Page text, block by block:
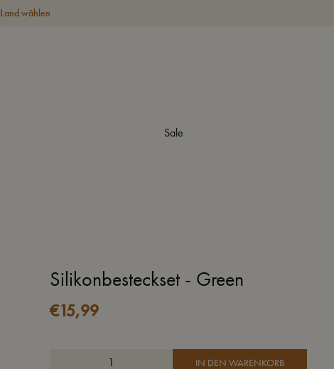
Land wählen
Sale
Silikonbesteckset - Green
€15,99
IN DEN WARENKORB